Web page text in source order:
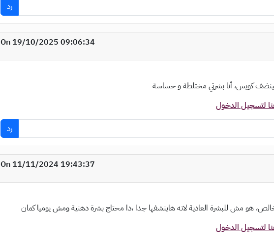
رد
On 19/10/2025 09:06:34
كويس، أنا بشرتي مختلطة و حساسة
لتسجيل الدخول
رد
On 11/11/2024 19:43:37
هو مش للبشرة العادية لانه هاينشفها جدا ،دا محتاج بشرة دهنية ومش يوميا كمان
لتسجيل الدخول